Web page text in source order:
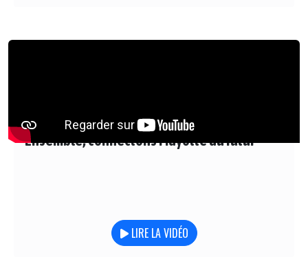
Ensemble, connectons Mayotte au futur
LIRE LA VIDÉO